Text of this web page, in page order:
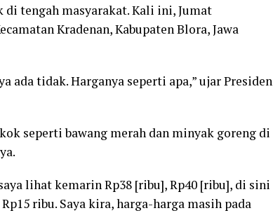
di tengah masyarakat. Kali ini, Jumat
Kradenan, Kabupaten Blora, Jawa
tidak. Harganya seperti apa,” ujar Presiden
seperti bawang merah dan minyak goreng di
lihat kemarin Rp38 [ribu], Rp40 [ribu], di sini
ribu. Saya kira, harga-harga masih pada